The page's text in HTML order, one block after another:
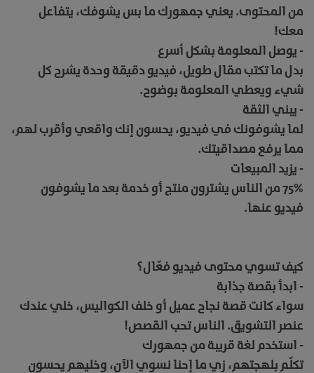
من المحتوى. يعني جمهورك ما بس يشوفك، يتفاعل
معك!
- يوصل المعلومة بشكل أسرع
بدل ما تكتب مقال طويل، فيديو دقيقة وحدة يشرح كل
شيء ويعطي المعلومة بوضوح.
- يبني الثقة
لما يشوفونك في فيديو، يحسون إنك واقعي وأقرب لهم،
مما يرفع مصداقيتك.
- يزيد المبيعات
75% من الناس يشترون منتج أو خدمة بعد ما يشوفون
فيديو عنها.
كيف تسوي محتوى فيديو فعّال؟
- ابدأ بقصة جذابة
سواء كانت قصة نجاح عميل أو خلف الكواليس، خلي عندك
عنصر التشويق. الناس تحب القصص!
- استخدم لغة قريبة من جمهورك
تكلّم بلهجتهم، زي ما إحنا نسوي الآن، وخليهم يحسون